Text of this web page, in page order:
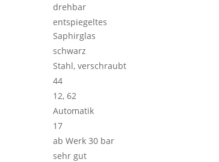
drehbar
entspiegeltes
Saphirglas
schwarz
Stahl, verschraubt
44
12, 62
Automatik
17
ab Werk 30 bar
sehr gut